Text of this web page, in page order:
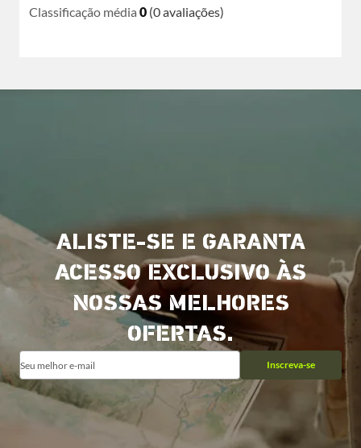
Classificação média 0 (0 avaliações)
ALISTE-SE E GARANTA
ACESSO EXCLUSIVO ÀS
NOSSAS MELHORES
OFERTAS.
Inscreva-se